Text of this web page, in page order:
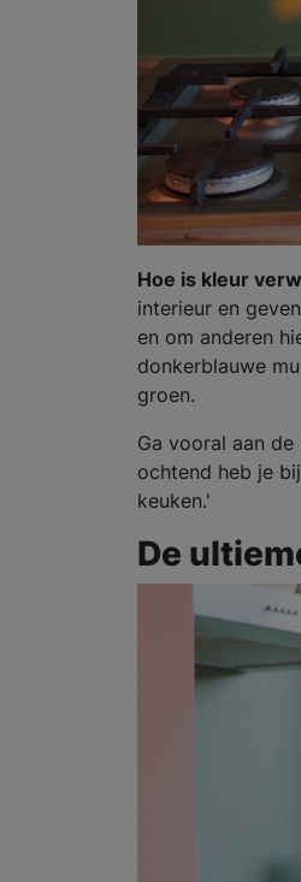
Hoe is kleur
interieur en
en om anderen
donkerblauwe
groen.
Ga vooral aan
ochtend heb je
keuken.'
De